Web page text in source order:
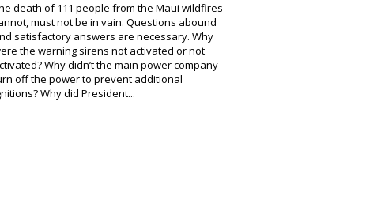
death of 111 people from the Maui wildfires
must not be in vain. Questions abound
satisfactory answers are necessary. Why
the warning sirens not activated or not
Why didn’t the main power company
off the power to prevent additional
Why did President...